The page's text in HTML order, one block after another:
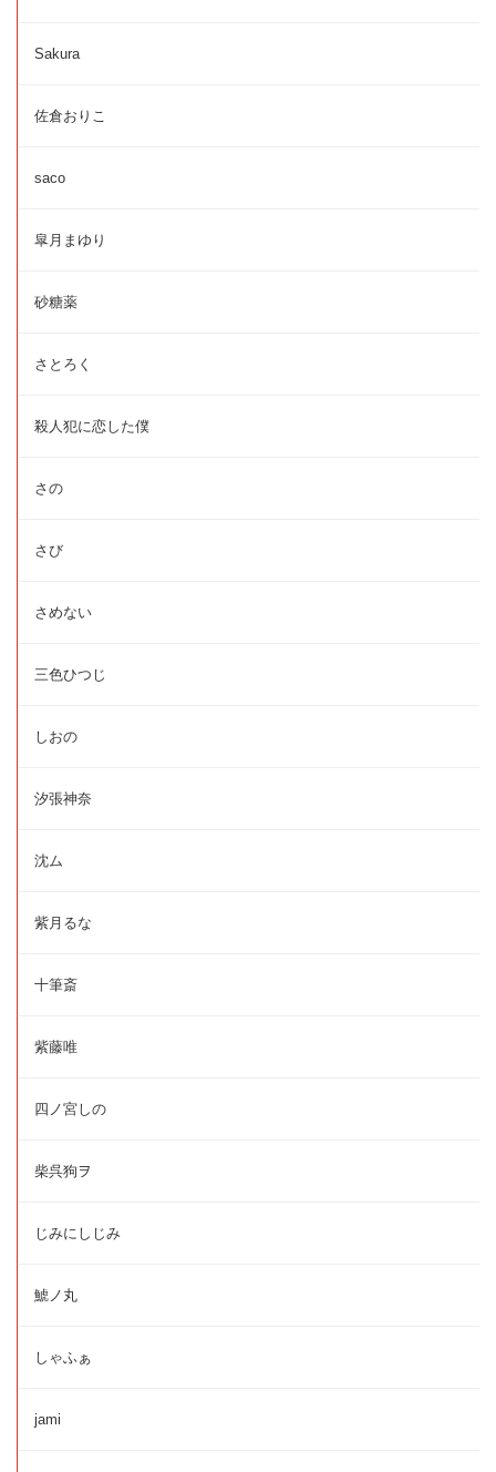
Sakura
佐倉おりこ
saco
皐月まゆり
砂糖薬
さとろく
殺人犯に恋した僕
さの
さび
さめない
三色ひつじ
しおの
汐張神奈
沈ム
紫月るな
十筆斎
紫藤唯
四ノ宮しの
柴呉狗ヲ
じみにしじみ
鯱ノ丸
しゃふぁ
jami